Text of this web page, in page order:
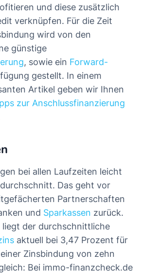
und diese zusätzlich
verknüpfen. Für die Zeit
wird von den
günstige
, sowie ein Forward-
gestellt. In einem
Artikel geben wir Ihnen
zur Anschlussfinanzierung
bei allen Laufzeiten leicht
Das geht vor
Partnerschaften
und Sparkassen zurück.
liegt der durchschnittliche
aktuell bei 3,47 Prozent für
Zinsbindung von zehn
Bei immo-finanzcheck.de